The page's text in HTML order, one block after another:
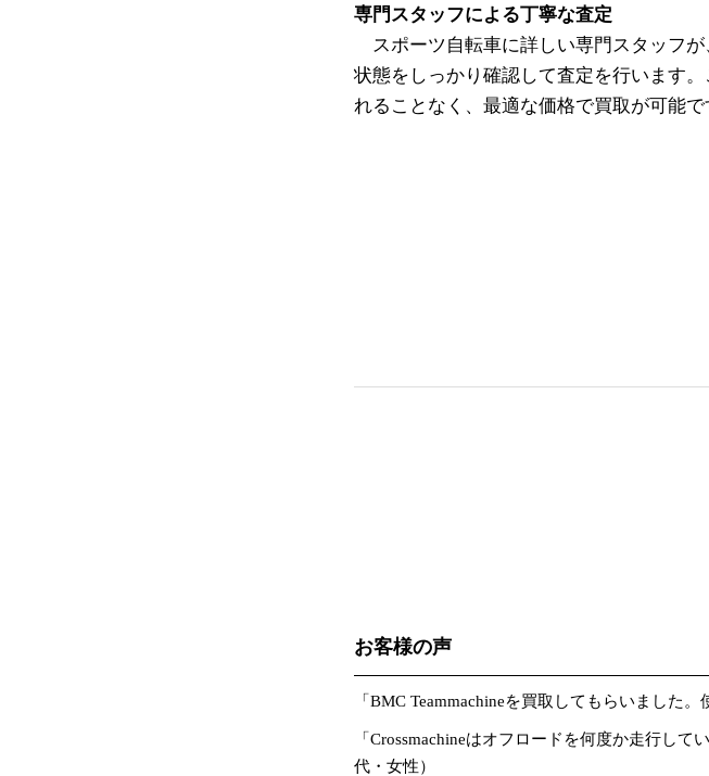
専門スタッフによる丁寧な査定
スポーツ自転車に詳しい専門スタッフ
状態をしっかり確認して査定を行います
れることなく、最適な価格で買取が可能で
お客様の声
「BMC Teammachineを買取してもらいました
「Crossmachineはオフロードを何度か走行し
代・女性）